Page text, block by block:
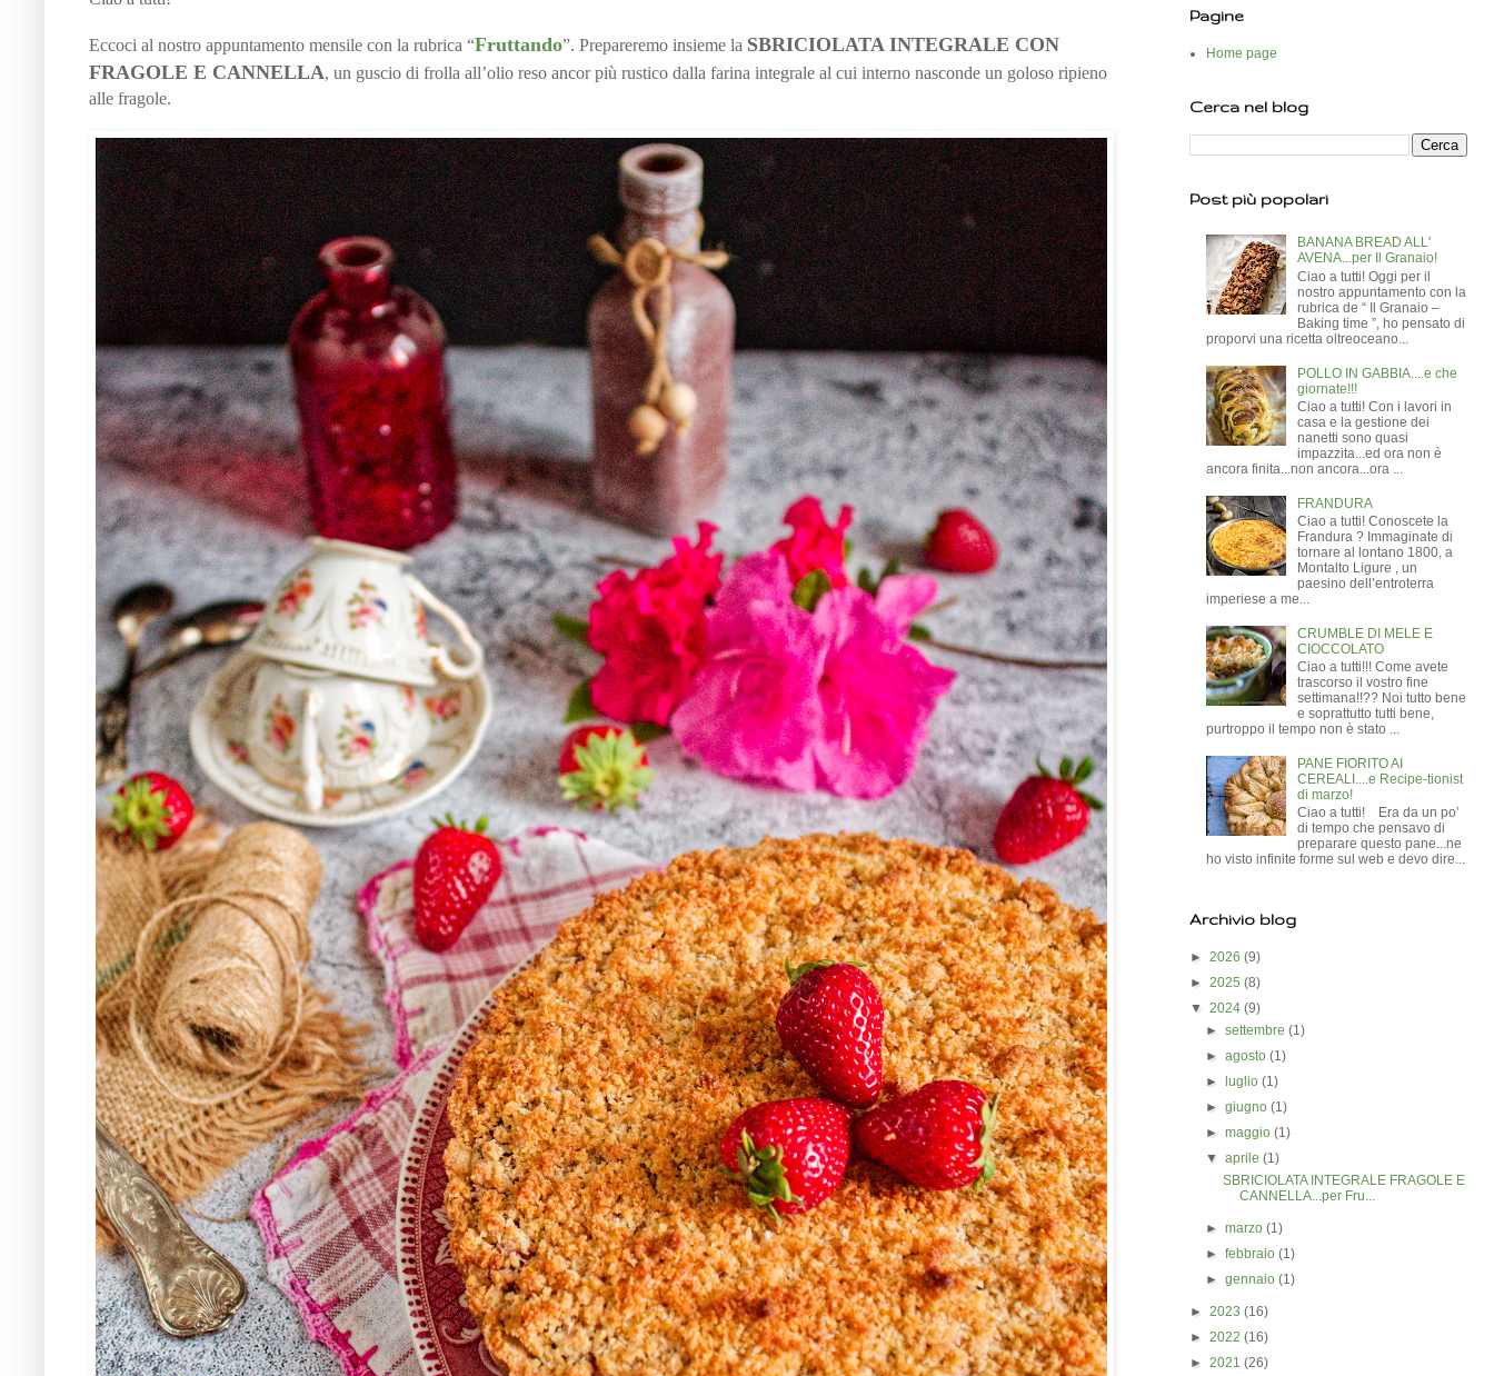
Eccoci al nostro appuntamento mensile con la rubrica “Fruttando”. Prepareremo insieme la SBRICIOLATA INTEGRALE CON
FRAGOLE E CANNELLA, un guscio di frolla all’olio reso ancor più rustico dalla farina integrale al cui interno nasconde un goloso ripieno
alle fragole.
Pagine
Home page
Cerca nel blog
Post più popolari
BANANA BREAD ALL'
AVENA...per Il Granaio!
Ciao a tutti! Oggi per il
nostro appuntamento con la
rubrica de “ Il Granaio –
Baking time ”, ho pensato di
proporvi una ricetta oltreoceano...
POLLO IN GABBIA....e che
giornate!!!
Ciao a tutti! Con i lavori in
casa e la gestione dei
nanetti sono quasi
impazzita...ed ora non è
ancora finita...non ancora...ora ...
FRANDURA
Ciao a tutti! Conoscete la
Frandura ? Immaginate di
tornare al lontano 1800, a
Montalto Ligure , un
paesino dell’entroterra
imperiese a me...
CRUMBLE DI MELE E
CIOCCOLATO
Ciao a tutti!!! Come avete
trascorso il vostro fine
settimana!!?? Noi tutto bene
e soprattutto tutti bene,
purtroppo il tempo non è stato ...
PANE FIORITO AI
CEREALI....e Recipe-tionist
di marzo!
Ciao a tutti! Era da un po’
di tempo che pensavo di
preparare questo pane...ne
ho visto infinite forme sul web e devo dire...
Archivio blog
► 2026 (9)
► 2025 (8)
▼ 2024 (9)
►settembre(1)
►agosto(1)
►luglio(1)
►giugno(1)
►maggio(1)
▼aprile(1)
SBRICIOLATA INTEGRALE FRAGOLE E
CANNELLA...per Fru...
►marzo(1)
►febbraio(1)
►gennaio(1)
► 2023 (16)
► 2022 (16)
► 2021 (26)